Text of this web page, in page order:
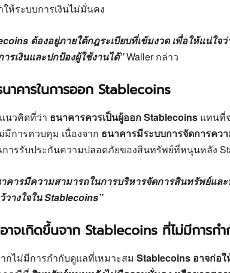
ห้ระบบการเงินไม่มั่นคง
ต้องอยู่ภายใต้กฎระเบียบที่เข้มงวด เพื่อให้แน่ใจ
รเงินและปกป้องผู้ใช้งานได้”Waller กล่าว
าคารในการออก Stablecoins
นวคิดที่ว่า ธนาคารควรเป็นผู้ออก Stablecoins แทนที่
มีการควบคุม เนื่องจาก ธนาคารมีระบบการจัดการคว
ารรับประกันความปลอดภัยของสินทรัพย์ที่หนุนหลัง
คารมีความสามารถในการบริหารจัดการสินทรัพย์แล
างใจใน Stablecoins”
าจเกิดขึ้นจาก Stablecoins ที่ไม่มีการก
กไม่มีการกำกับดูแลที่เหมาะสม Stablecoins อาจก่อใ